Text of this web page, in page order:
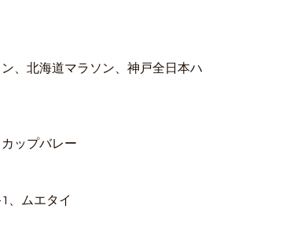
、北海道マラソン、神戸全日本ハ
ップバレー
、ムエタイ